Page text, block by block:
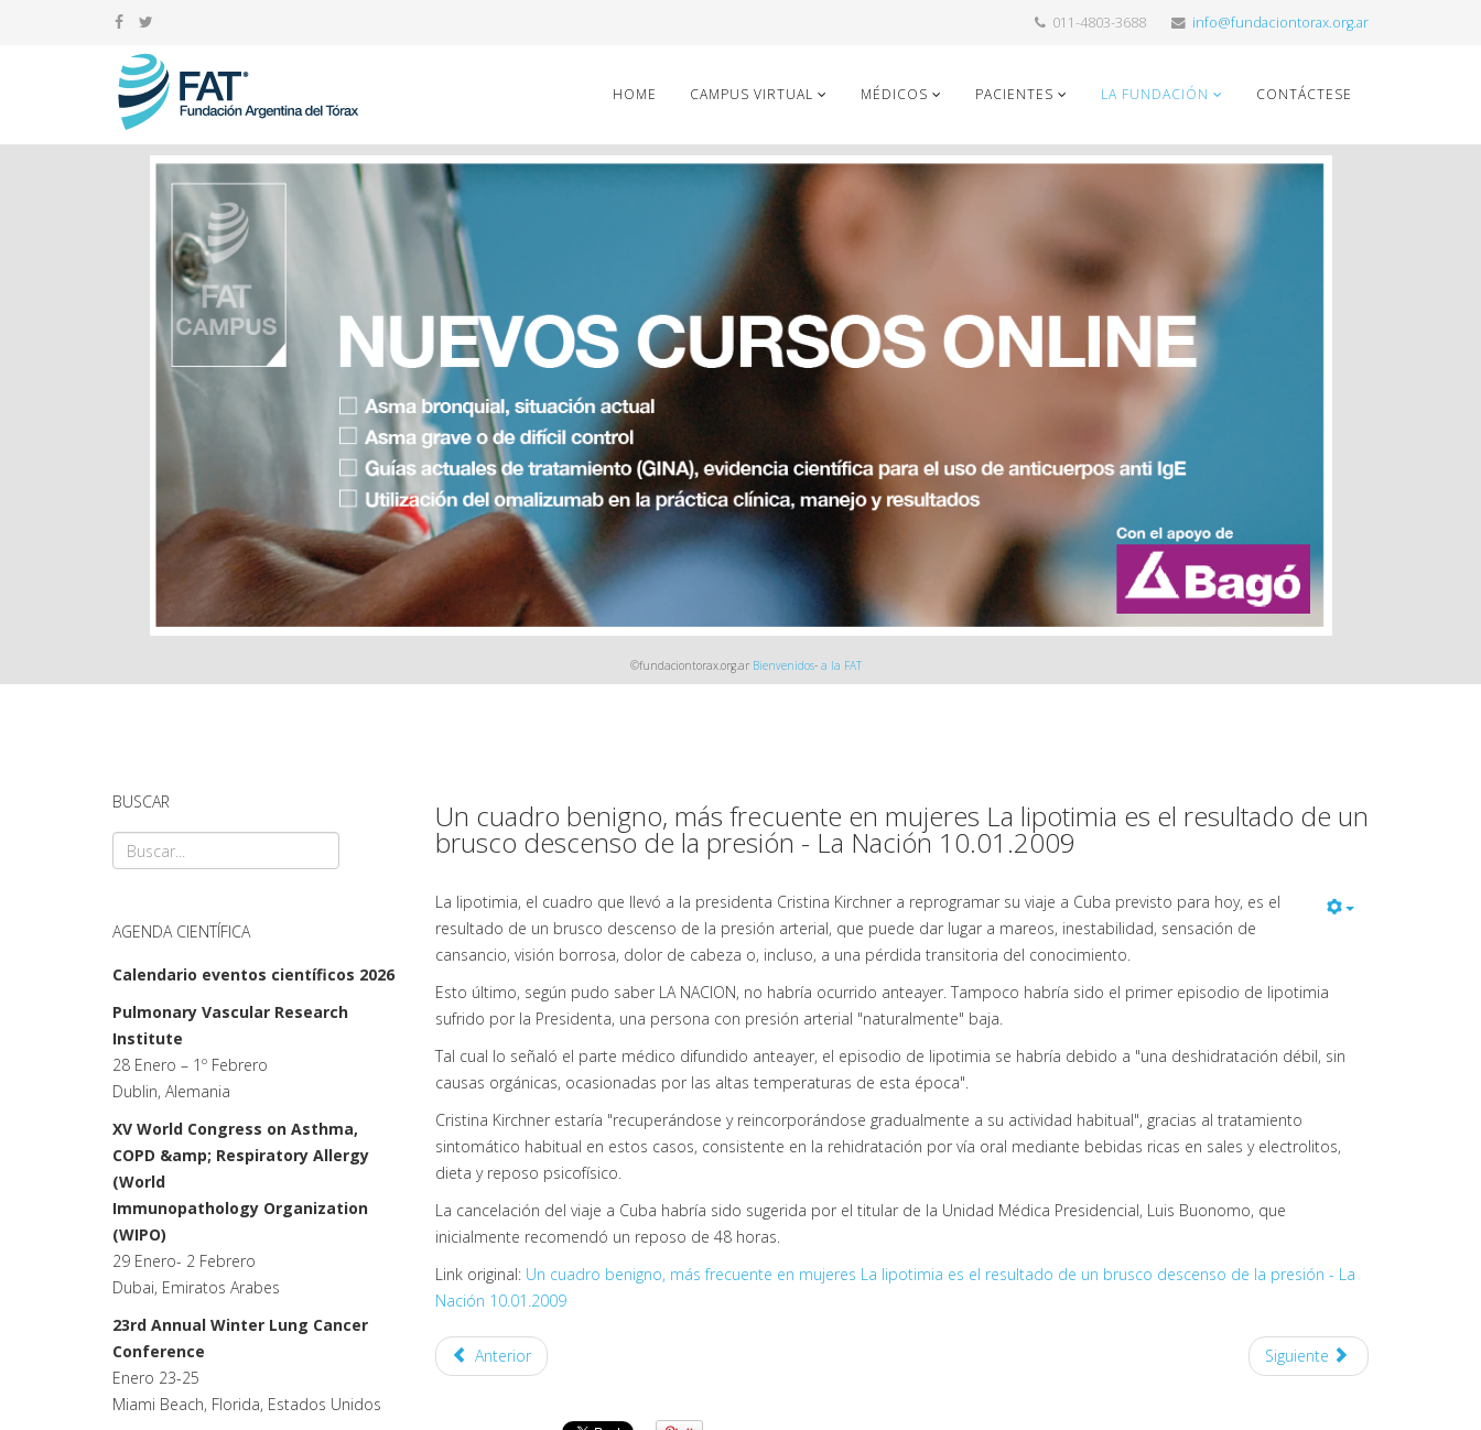
011-4803-3688 info@fundaciontorax.org.ar
HOME CAMPUS VIRTUAL MÉDICOS PACIENTES LA FUNDACIÓN CONTÁCTESE
©fundaciontorax.org.ar Bienvenidos- a la FAT
BUSCAR
AGENDA CIENTÍFICA
Calendario eventos científicos 2026
Pulmonary Vascular Research
Institute
28 Enero – 1º Febrero
Dublin, Alemania
XV World Congress on Asthma,
COPD &amp; Respiratory Allergy
(World
Immunopathology Organization
(WIPO)
29 Enero- 2 Febrero
Dubai, Emiratos Arabes
23rd Annual Winter Lung Cancer
Conference
Enero 23-25
Miami Beach, Florida, Estados Unidos
Un cuadro benigno, más frecuente en mujeres La lipotimia es el resultado de un
brusco descenso de la presión - La Nación 10.01.2009
La lipotimia, el cuadro que llevó a la presidenta Cristina Kirchner a reprogramar su viaje a Cuba previsto para hoy, es el
resultado de un brusco descenso de la presión arterial, que puede dar lugar a mareos, inestabilidad, sensación de
cansancio, visión borrosa, dolor de cabeza o, incluso, a una pérdida transitoria del conocimiento.
Esto último, según pudo saber LA NACION, no habría ocurrido anteayer. Tampoco habría sido el primer episodio de lipotimia
sufrido por la Presidenta, una persona con presión arterial "naturalmente" baja.
Tal cual lo señaló el parte médico difundido anteayer, el episodio de lipotimia se habría debido a "una deshidratación débil, sin
causas orgánicas, ocasionadas por las altas temperaturas de esta época".
Cristina Kirchner estaría "recuperándose y reincorporándose gradualmente a su actividad habitual", gracias al tratamiento
sintomático habitual en estos casos, consistente en la rehidratación por vía oral mediante bebidas ricas en sales y electrolitos,
dieta y reposo psicofísico.
La cancelación del viaje a Cuba habría sido sugerida por el titular de la Unidad Médica Presidencial, Luis Buonomo, que
inicialmente recomendó un reposo de 48 horas.
Link original: Un cuadro benigno, más frecuente en mujeres La lipotimia es el resultado de un brusco descenso de la presión - La
Nación 10.01.2009
Anterior Siguiente